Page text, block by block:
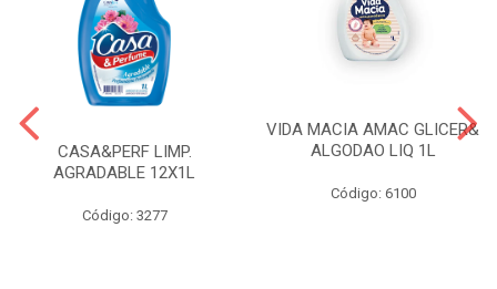
CASA&PERF LIMP.
AGRADABLE 12X1L
Código: 3277
VIDA MACIA AMAC GLICER&
ALGODAO LIQ 1L
Código: 6100